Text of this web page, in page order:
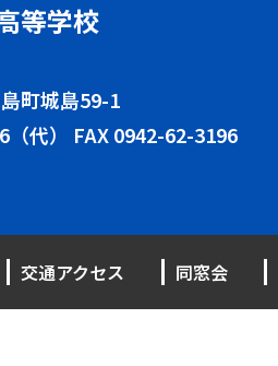
等学校
町城島59-1
代） FAX 0942-62-3196
交通アクセス 同窓会